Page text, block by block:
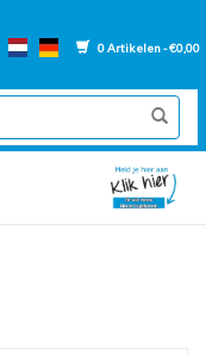
0 Artikelen - €0,00